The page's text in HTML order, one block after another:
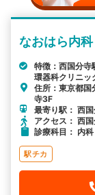
なおはら内
特徴：西国分寺
環器科クリニッ
住所：東京都
寺3F
最寄り駅： 西
アクセス： 西
診療科目： 内科
駅チカ